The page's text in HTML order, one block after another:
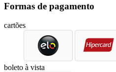
Formas de pagamento
cartões
boleto à vista